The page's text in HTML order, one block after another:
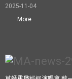
2025-11-04
More